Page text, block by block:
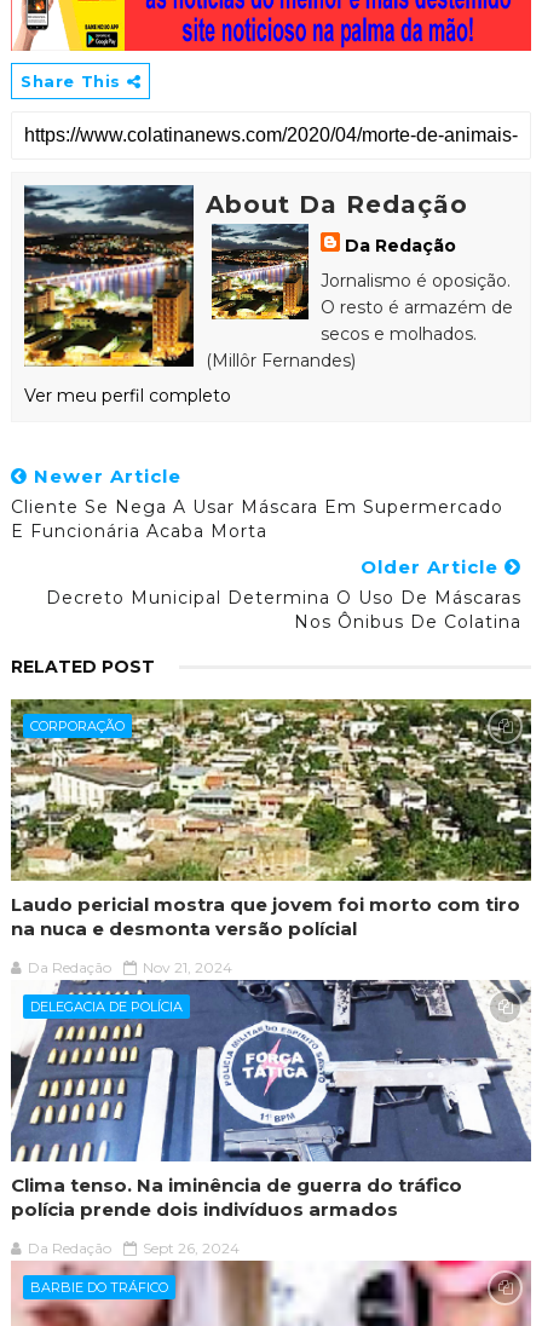
Share This
About Da Redação
Da Redação
Jornalismo é oposição.
O resto é armazém de
secos e molhados.
(Millôr Fernandes)
Ver meu perfil completo
Newer Article
Cliente Se Nega A Usar Máscara Em Supermercado
E Funcionária Acaba Morta
Older Article
Decreto Municipal Determina O Uso De Máscaras
Nos Ônibus De Colatina
RELATED POST
CORPORAÇÃO
Laudo pericial mostra que jovem foi morto com tiro
na nuca e desmonta versão polícial
Da Redação Nov 21, 2024
DELEGACIA DE POLÍCIA
Clima tenso. Na iminência de guerra do tráfico
polícia prende dois indivíduos armados
Da Redação Sept 26, 2024
BARBIE DO TRÁFICO